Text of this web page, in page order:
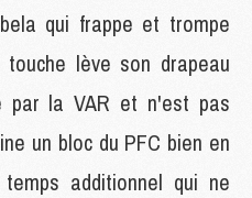
qui frappe et trompe
lève son drapeau
par la VAR et n'est pas
un bloc du PFC bien en
additionnel qui ne